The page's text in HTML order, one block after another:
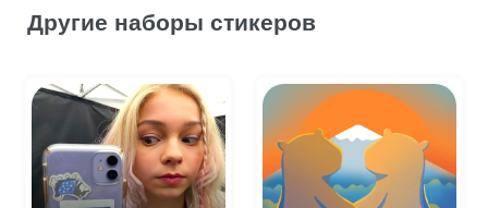
Другие наборы стикеров